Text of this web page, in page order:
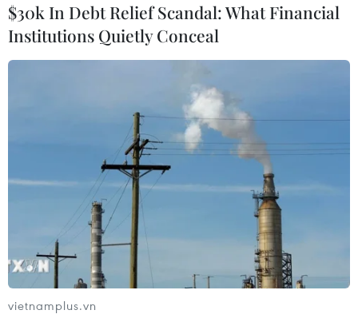
$30k In Debt Relief Scandal: What Financial
Institutions Quietly Conceal
vietnamplus.vn